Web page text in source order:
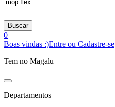
Buscar
0
Boas vindas :)Entre ou Cadastre-se
Tem no Magalu
Departamentos